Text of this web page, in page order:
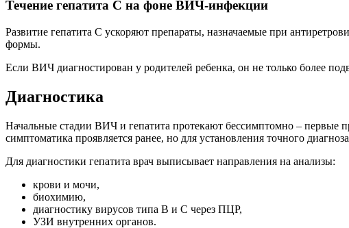
Течение гепатита С на фоне ВИЧ-инфекции
Развитие гепатита С ускоряют препараты, назначаемые при
формы.
Если ВИЧ диагностирован у родителей ребенка, он не только более
Диагностика
Начальные стадии ВИЧ и гепатита протекают бессимптомно – первые
симптоматика проявляется ранее, но для установления точного
Для диагностики гепатита врач выписывает направления на анализы:
крови и мочи,
биохимию,
диагностику вирусов типа В и С через ПЦР,
УЗИ внутренних органов.